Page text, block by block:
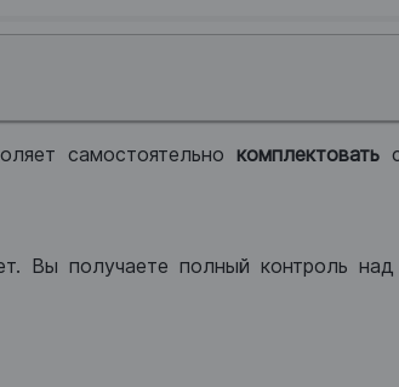
самостоятельно комплектовать
Вы получаете полный контроль над